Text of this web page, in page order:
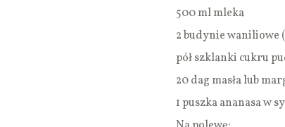
500 ml mleka
2 budynie waniliowe
pół szklanki cukru
20 dag masła lub
1 puszka ananasa w